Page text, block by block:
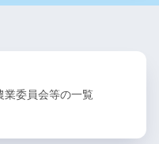
業委員会等の一覧